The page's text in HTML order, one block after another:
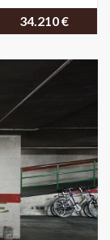
34.210 €